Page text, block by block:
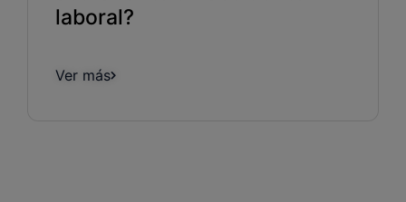
laboral?
Ver más